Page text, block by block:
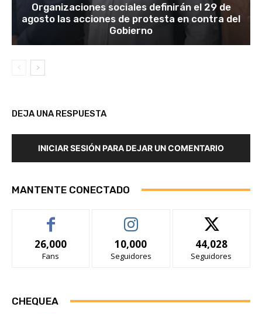
Organizaciones sociales definirán el 29 de
agosto las acciones de protesta en contra del
Gobierno
DEJA UNA RESPUESTA
INICIAR SESIÓN PARA DEJAR UN COMENTARIO
MANTENTE CONECTADO
26,000
Fans
10,000
Seguidores
44,028
Seguidores
CHEQUEA